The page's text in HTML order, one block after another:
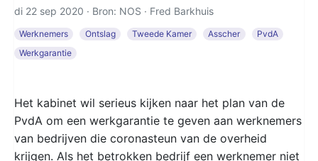
di 22 sep 2020 · Bron: NOS · Fred Barkhuis
Werknemers Ontslag Tweede Kamer Asscher
PvdA
Werkgarantie
Het kabinet wil serieus kijken naar het plan van de
PvdA om een werkgarantie te geven aan werknemers
van bedrijven die coronasteun van de overheid
krijgen. Als het betrokken bedrijf een werknemer niet